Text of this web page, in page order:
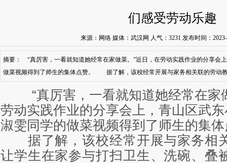
们感受劳动乐趣
来源：网络 媒体：武汉网 人气： 3231 发布时间：
摘要： “真厉害，一看就知道她经常在家做菜。”近日，在劳动实践作业的分享会
做菜视频得到了师生的集体点赞。 据了解，该校经常开展与家务相关联的劳动
打造上，武东小学根据
“真厉害，一看就知道她经常在家
劳动实践作业的分享会上，青山区武
淑雯同学的做菜视频得到了师生的集
据了解，该校经常开展与家务相
让学生在家参与打扫卫生、洗碗、叠